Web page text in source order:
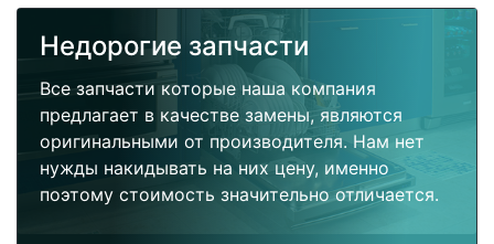
Недорогие запчасти
Все запчасти которые наша компания
предлагает в качестве замены, являются
оригинальными от производителя. Нам нет
нужды накидывать на них цену, именно
поэтому стоимость значительно отличается.